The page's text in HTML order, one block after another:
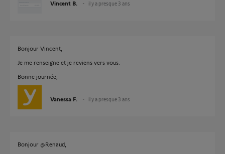
Vincent B. il y a presque 3 ans
Bonjour Vincent,
Je me renseigne et je reviens vers vous.
Bonne journée,
Vanessa F. il y a presque 3 ans
Bonjour @Renaud,